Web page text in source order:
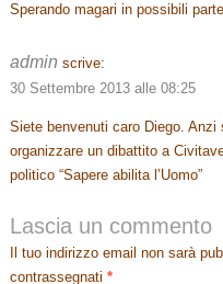
Sperando magari in possibili
admin scrive:
30 Settembre 2013 alle 08:25
Siete benvenuti caro Diego. Anzi
organizzare un dibattito a
politico “Sapere abilita l’Uomo”
Lascia un commento
Il tuo indirizzo email non sarà
contrassegnati*